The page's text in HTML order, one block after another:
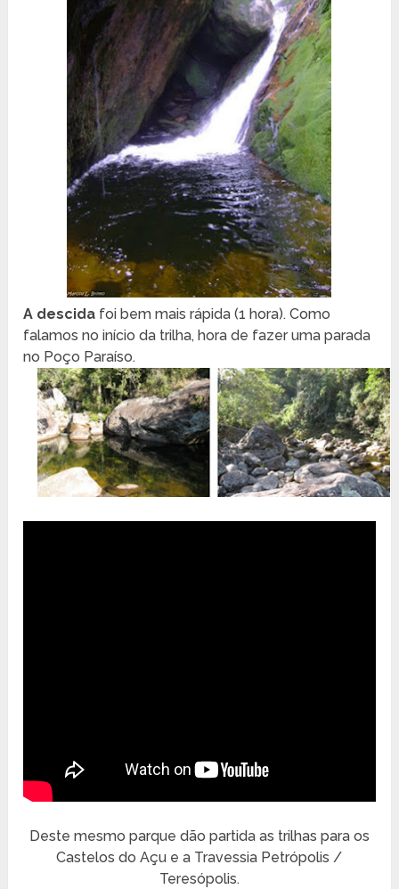
A descida foi bem mais rápida (1 hora). Como
falamos no início da trilha, hora de fazer uma parada
no Poço Paraíso.
Deste mesmo parque dão partida as trilhas para os
Castelos do Açu e a Travessia Petrópolis /
Teresópolis.